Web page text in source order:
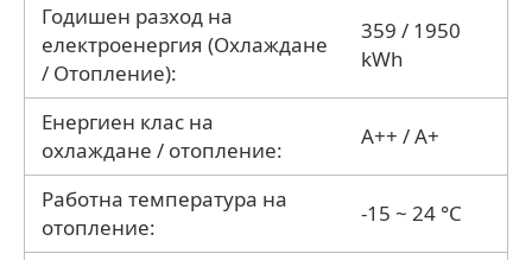
Годишен разход на
електроенергия (Охлаждане
/ Отопление):
359 / 1950
kWh
Енергиен клас на
охлаждане / отопление:
A++ / A+
Работна температура на
отопление:
-15 ~ 24 °C